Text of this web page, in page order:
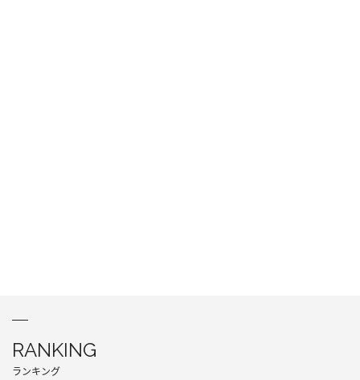
RANKING
ランキング